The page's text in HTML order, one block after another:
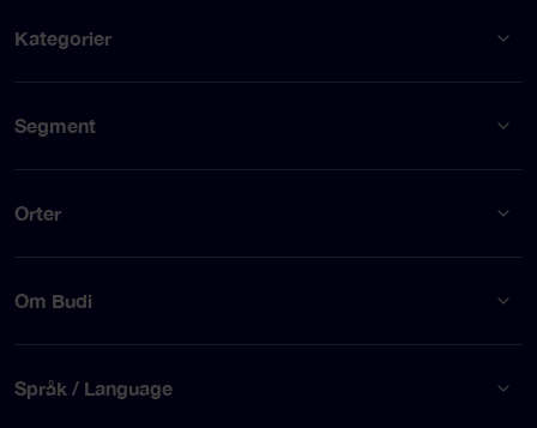
Kategorier
Segment
Orter
Om Budi
Språk / Language